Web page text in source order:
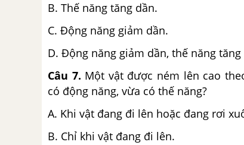
B. Thế năng tăng dần.
C. Động năng giảm dần.
D. Động năng giảm dần, thế năng tăng
Câu 7. Một vật được ném lên cao
có động năng, vừa có thế năng?
A. Khi vật đang đi lên hoặc đang rơi
B. Chỉ khi vật đang đi lên.